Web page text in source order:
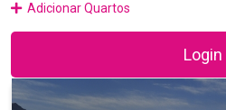
Adicionar Quartos
Login